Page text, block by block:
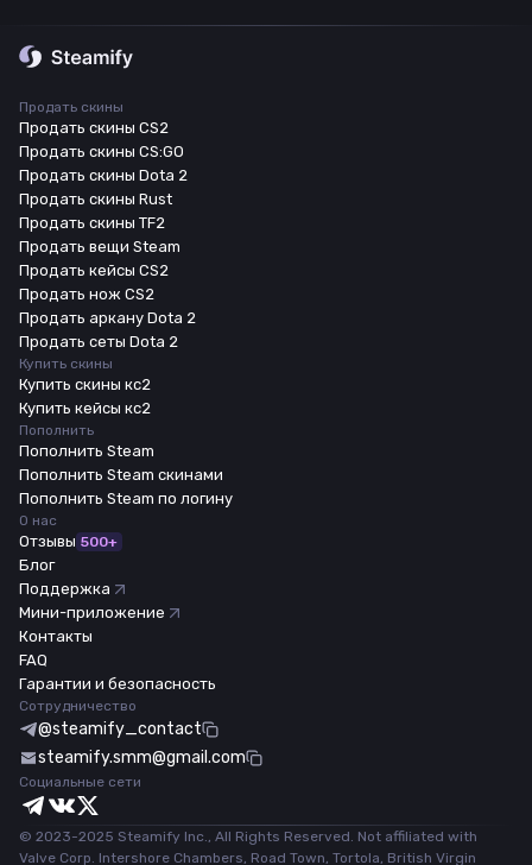
Продать скины
Продать скины CS2
Продать скины CS:GO
Продать скины Dota 2
Продать скины Rust
Продать скины TF2
Продать вещи Steam
Продать кейсы CS2
Продать нож CS2
Продать аркану Dota 2
Продать сеты Dota 2
Купить скины
Купить скины кс2
Купить кейсы кс2
Пополнить
Пополнить Steam
Пополнить Steam скинами
Пополнить Steam по логину
О нас
Отзывы 500+
Блог
Поддержка
Мини-приложение
Контакты
FAQ
Гарантии и безопасность
Сотрудничество
@steamify_contact
steamify.smm@gmail.com
Социальные сети
© 2023-2025 Steamify Inc., All Rights Reserved. Not affiliated with
Valve Corp. Intershore Chambers, Road Town, Tortola, British Virgin